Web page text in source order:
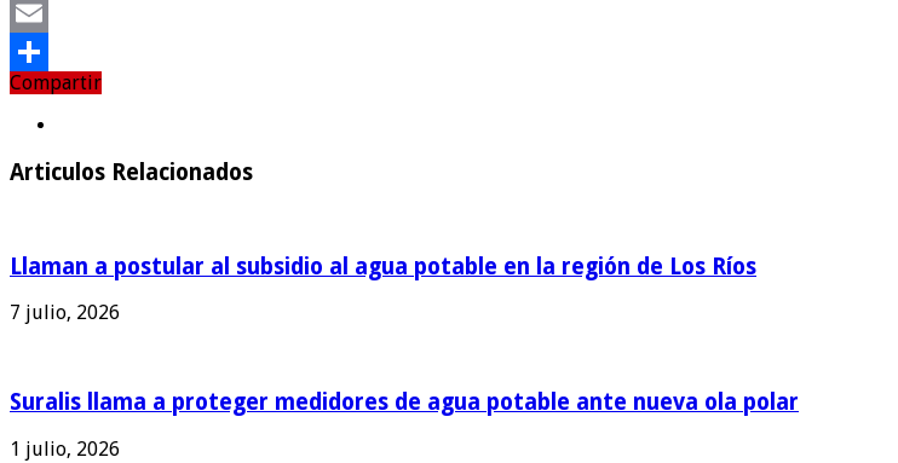
Twitter
Email
Compartir
Compartir
Articulos Relacionados
Llaman a postular al subsidio al agua potable en la región de Los Ríos
7 julio, 2026
Suralis llama a proteger medidores de agua potable ante nueva ola polar
1 julio, 2026